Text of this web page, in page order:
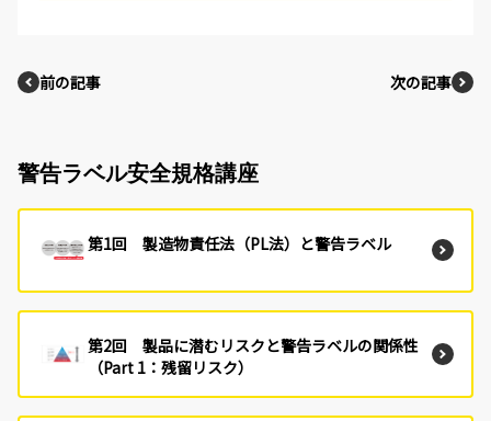
前の記事 次の記事
警告ラベル安全規格講座
第1回 製造物責任法（PL法）と警告ラベル
第2回 製品に潜むリスクと警告ラベルの関係性
（Part 1：残留リスク）